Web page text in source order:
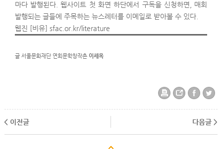
마다 발행된다. 웹사이트 첫 화면 하단에서 구독을 신청하면, 매회
발행되는 글들에 주목하는 뉴스레터를 이메일로 받아볼 수 있다.
웹진 [비유] sfac.or.kr/literature
글 서울문화재단 연희문학창작촌 이세옥
< 이전글 다음글 >